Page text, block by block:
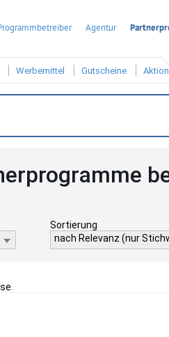
Agentur
Werbemittel Gutscheine
Sortierung
nach Relevanz (nur